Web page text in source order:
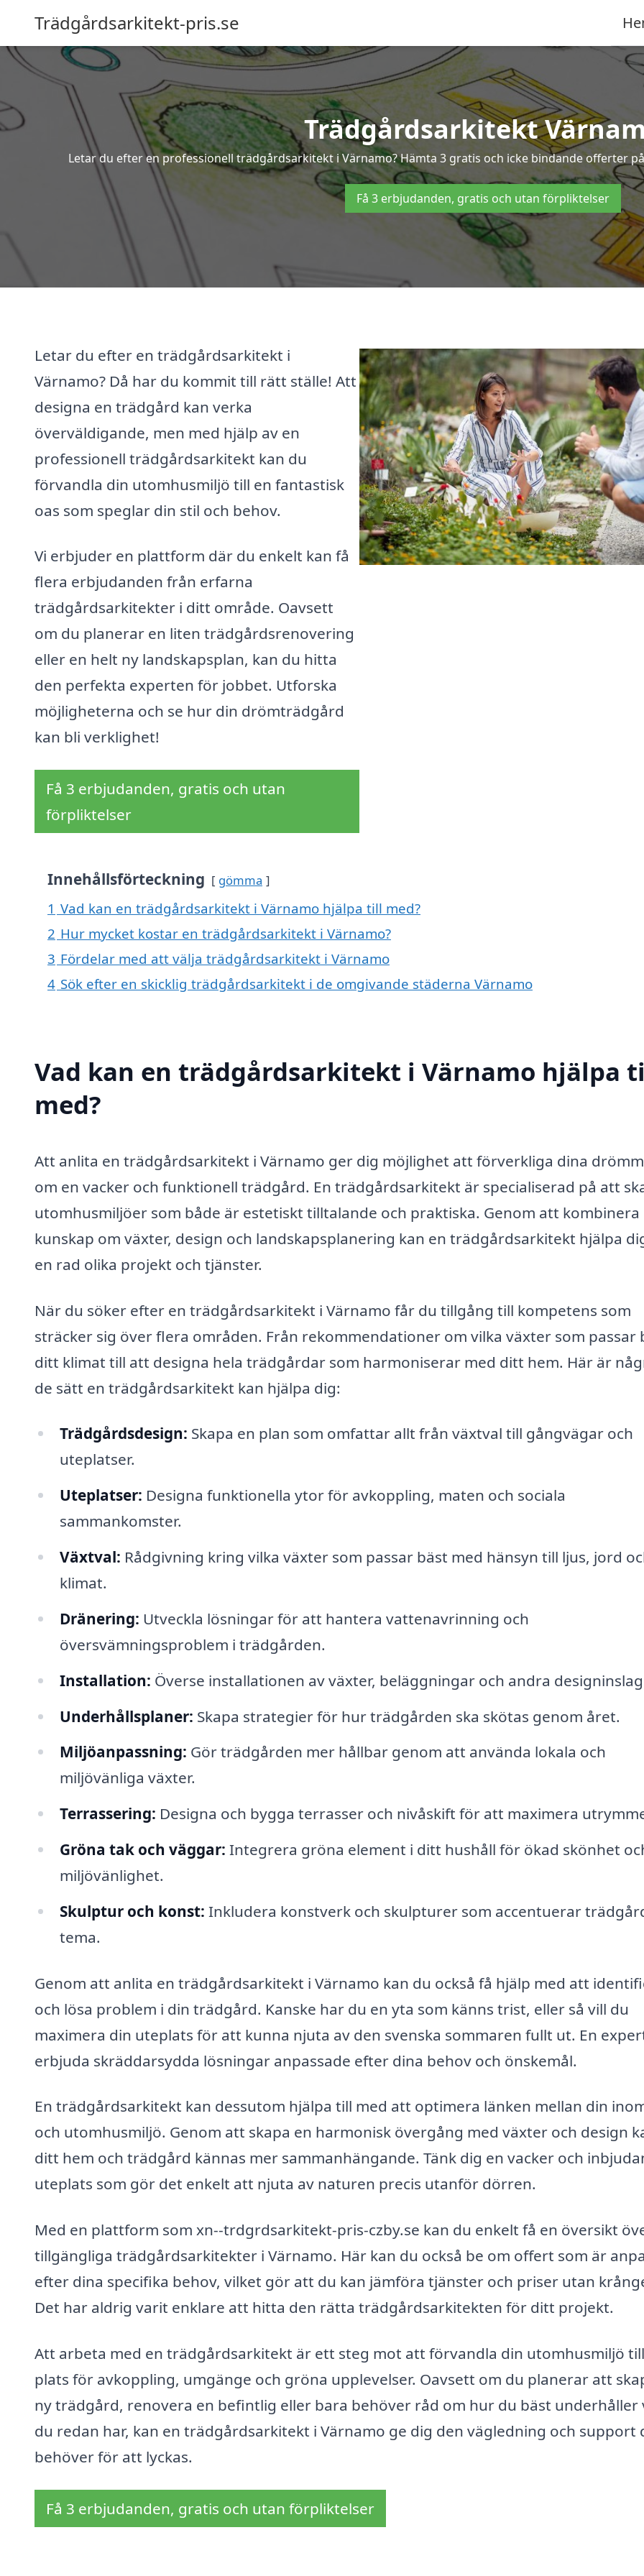
Trädgårdsarkitekt-pris.se
Trädgårdsarkitekt
Letar du efter en professionell trädgårdsarkitekt i Värnamo? Hämta 3 gratis och icke bindande offerter
Få 3 erbjudanden, gratis och utan förpliktelser
Letar du efter en trädgårdsarkitekt i
Värnamo? Då har du kommit till rätt ställe! Att
designa en trädgård kan verka
överväldigande, men med hjälp av en
professionell trädgårdsarkitekt kan du
förvandla din utomhusmiljö till en fantastisk
oas som speglar din stil och behov.
Vi erbjuder en plattform där du enkelt kan få
flera erbjudanden från erfarna
trädgårdsarkitekter i ditt område. Oavsett
om du planerar en liten trädgårdsrenovering
eller en helt ny landskapsplan, kan du hitta
den perfekta experten för jobbet. Utforska
möjligheterna och se hur din drömträdgård
kan bli verklighet!
Få 3 erbjudanden, gratis och utan
förpliktelser
Innehållsförteckning gömma
1 Vad kan en trädgårdsarkitekt i Värnamo hjälpa till med?
2 Hur mycket kostar en trädgårdsarkitekt i Värnamo?
3 Fördelar med att välja trädgårdsarkitekt i Värnamo
4 Sök efter en skicklig trädgårdsarkitekt i de omgivande städerna Värnamo
Vad kan en trädgårdsarkitekt i Värnamo hjälpa
med?
Att anlita en trädgårdsarkitekt i Värnamo ger dig möjlighet att förverkliga dina
om en vacker och funktionell trädgård. En trädgårdsarkitekt är specialiserad på att
utomhusmiljöer som både är estetiskt tilltalande och praktiska. Genom att kombinera
kunskap om växter, design och landskapsplanering kan en trädgårdsarkitekt hjälpa
en rad olika projekt och tjänster.
När du söker efter en trädgårdsarkitekt i Värnamo får du tillgång till kompetens som
sträcker sig över flera områden. Från rekommendationer om vilka växter som passar
ditt klimat till att designa hela trädgårdar som harmoniserar med ditt hem. Här är
de sätt en trädgårdsarkitekt kan hjälpa dig:
Trädgårdsdesign: Skapa en plan som omfattar allt från växtval till gångvägar och
uteplatser.
Uteplatser: Designa funktionella ytor för avkoppling, maten och sociala
sammankomster.
Växtval: Rådgivning kring vilka växter som passar bäst med hänsyn till ljus, jord
klimat.
Dränering: Utveckla lösningar för att hantera vattenavrinning och
översvämningsproblem i trädgården.
Installation: Överse installationen av växter, beläggningar och andra
Underhållsplaner: Skapa strategier för hur trädgården ska skötas genom året.
Miljöanpassning: Gör trädgården mer hållbar genom att använda lokala och
miljövänliga växter.
Terrassering: Designa och bygga terrasser och nivåskift för att maximera
Gröna tak och väggar: Integrera gröna element i ditt hushåll för ökad skönhet
miljövänlighet.
Skulptur och konst: Inkludera konstverk och skulpturer som accentuerar
tema.
Genom att anlita en trädgårdsarkitekt i Värnamo kan du också få hjälp med att
och lösa problem i din trädgård. Kanske har du en yta som känns trist, eller så vill du
maximera din uteplats för att kunna njuta av den svenska sommaren fullt ut. En
erbjuda skräddarsydda lösningar anpassade efter dina behov och önskemål.
En trädgårdsarkitekt kan dessutom hjälpa till med att optimera länken mellan din
och utomhusmiljö. Genom att skapa en harmonisk övergång med växter och design
ditt hem och trädgård kännas mer sammanhängande. Tänk dig en vacker och
uteplats som gör det enkelt att njuta av naturen precis utanför dörren.
Med en plattform som xn--trdgrdsarkitekt-pris-czby.se kan du enkelt få en översikt
tillgängliga trädgårdsarkitekter i Värnamo. Här kan du också be om offert som är
efter dina specifika behov, vilket gör att du kan jämföra tjänster och priser utan
Det har aldrig varit enklare att hitta den rätta trädgårdsarkitekten för ditt projekt.
Att arbeta med en trädgårdsarkitekt är ett steg mot att förvandla din utomhusmiljö
plats för avkoppling, umgänge och gröna upplevelser. Oavsett om du planerar att
ny trädgård, renovera en befintlig eller bara behöver råd om hur du bäst underhåller
du redan har, kan en trädgårdsarkitekt i Värnamo ge dig den vägledning och support
behöver för att lyckas.
Få 3 erbjudanden, gratis och utan förpliktelser